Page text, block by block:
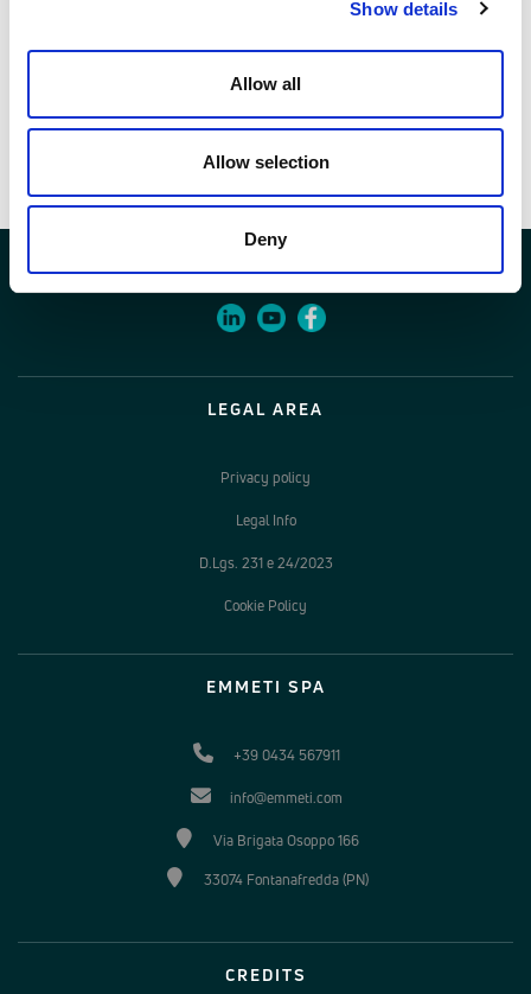
Show details
Allow all
Allow selection
Deny
Voci di capitolato
LEGAL AREA
Privacy policy
Legal Info
D.Lgs. 231 e 24/2023
Cookie Policy
EMMETI SPA
+39 0434 567911
info@emmeti.com
Via Brigata Osoppo 166
33074 Fontanafredda (PN)
CREDITS